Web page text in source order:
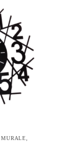
MURALE,